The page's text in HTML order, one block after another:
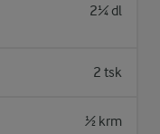
2¼ dl
2 tsk
½ krm